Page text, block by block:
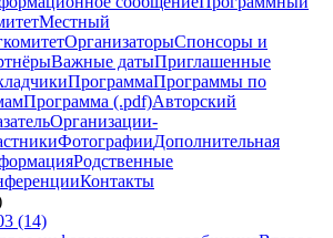
Местный
ОрганизаторыСпонсоры и
Важные датыПриглашенные
ПрограммаПрограммы по
Программа (.pdf)Авторский
Организации-
ФотографииДополнительная
Родственные
Контакты
(14)